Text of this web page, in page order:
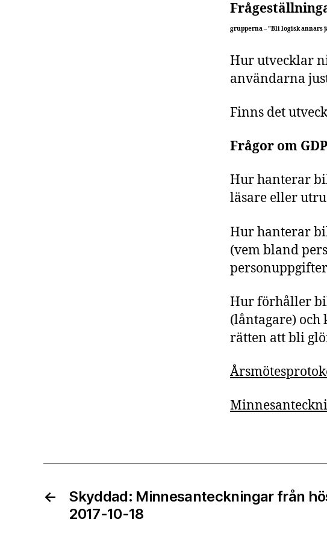
grupperna – ”Bli logisk annars
Hur utvecklar
användarna
Finns det
Frågor om
Hur hanterar
läsare eller
Hur hanterar
(vem bland
Hur förhåller
(låntagare) och
rätten att bli
←
Skyddad: Minnesanteckningar från
2017-10-18